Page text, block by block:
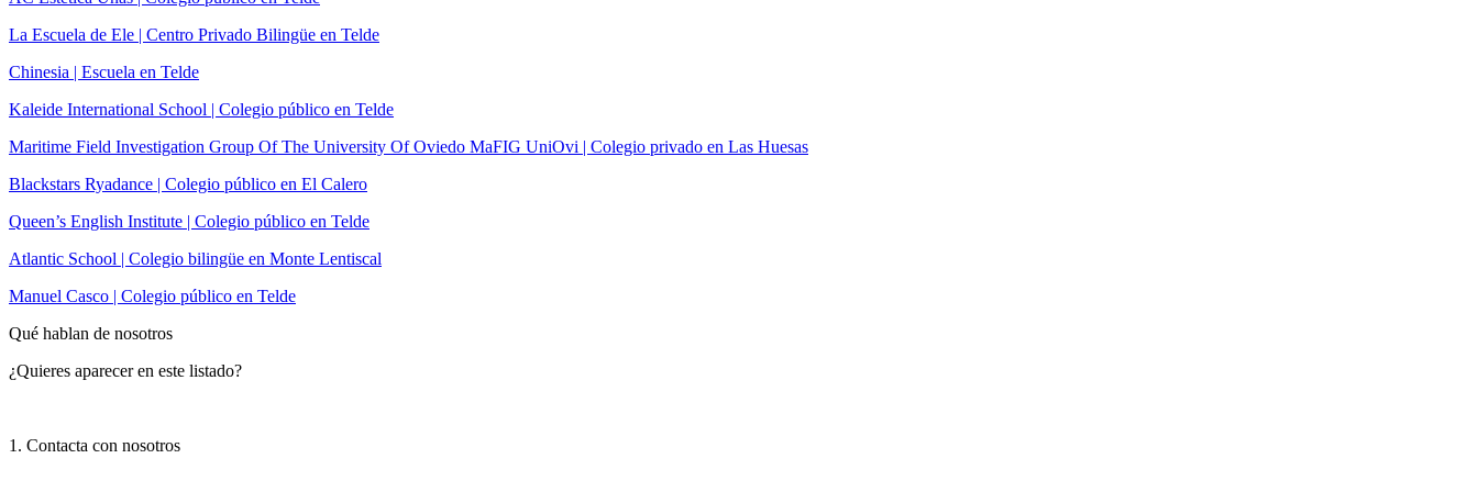
La Escuela de Ele | Centro Privado Bilingüe en Telde
Chinesia | Escuela en Telde
Kaleide International School | Colegio público en Telde
Maritime Field Investigation Group Of The University Of Oviedo MaFIG UniOvi | Colegio privado en Las Huesas
Blackstars Ryadance | Colegio público en El Calero
Queen’s English Institute | Colegio público en Telde
Atlantic School | Colegio bilingüe en Monte Lentiscal
Manuel Casco | Colegio público en Telde
Qué hablan de nosotros
¿Quieres aparecer en este listado?
1. Contacta con nosotros